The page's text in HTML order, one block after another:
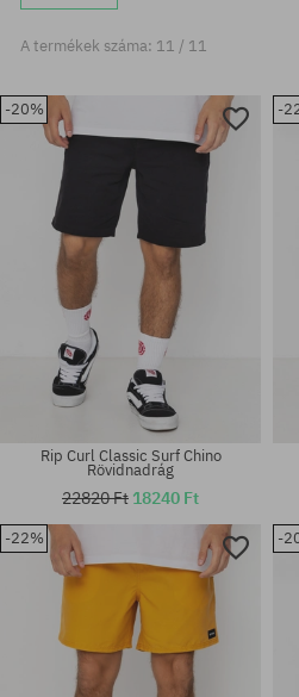
A termékek száma: 11 / 11
-20%
Rip Curl Classic Surf Chino
Rövidnadrág
22820 Ft 18240 Ft
-
-22% -